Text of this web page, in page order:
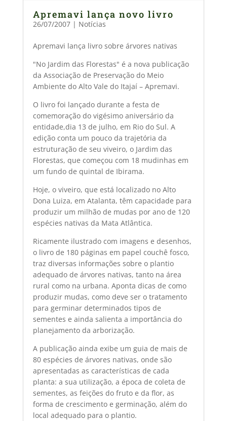
Apremavi lança novo livro
26/07/2007| Notícias
Apremavi lança livro sobre árvores nativas
"No Jardim das Florestas" é a nova publicação
da Associação de Preservação do Meio
Ambiente do Alto Vale do Itajaí – Apremavi.
O livro foi lançado durante a festa de
comemoração do vigésimo aniversário da
entidade,dia 13 de julho, em Rio do Sul. A
edição conta um pouco da trajetória da
estruturação de seu viveiro, o Jardim das
Florestas, que começou com 18 mudinhas em
um fundo de quintal de Ibirama.
Hoje, o viveiro, que está localizado no Alto
Dona Luiza, em Atalanta, têm capacidade para
produzir um milhão de mudas por ano de 120
espécies nativas da Mata Atlântica.
Ricamente ilustrado com imagens e desenhos,
o livro de 180 páginas em papel couchê fosco,
traz diversas informações sobre o plantio
adequado de árvores nativas, tanto na área
rural como na urbana. Aponta dicas de como
produzir mudas, como deve ser o tratamento
para germinar determinados tipos de
sementes e ainda salienta a importância do
planejamento da arborização.
A publicação ainda exibe um guia de mais de
80 espécies de árvores nativas, onde são
apresentadas as características de cada
planta: a sua utilização, a época de coleta de
sementes, as feições do fruto e da flor, as
forma de crescimento e germinação, além do
local adequado para o plantio.